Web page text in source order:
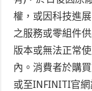
權，或因科技進
之服務或零組件
版本或無法正常
內。消費者於購
或至INFINITI官